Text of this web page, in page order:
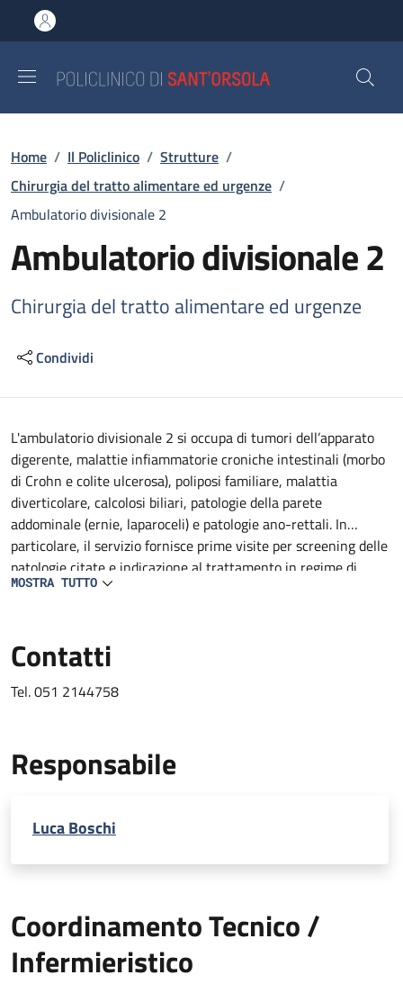
al contenuto principale
to footer content
Briciole di pane
Home / Il Policlinico / Strutture /
Chirurgia del tratto alimentare ed urgenze /
Ambulatorio divisionale 2
Ambulatorio divisionale 2
Chirurgia del tratto alimentare ed urgenze
Condividi
Descrizione
L'ambulatorio divisionale 2 si occupa di tumori dell’apparato
digerente, malattie infiammatorie croniche intestinali (morbo
di Crohn e colite ulcerosa), poliposi familiare, malattia
diverticolare, calcolosi biliari, patologie della parete
addominale (ernie, laparoceli) e patologie ano-rettali. In
particolare, il servizio fornisce prime visite per screening delle
patologie citate e indicazione al trattamento in regime di
ricovero, Day Surgery, amulatoriale ed inserimento nelle
MOSTRA TUTTO
Contatti
Tel. 051 2144758
Responsabile
Luca Boschi
Coordinamento Tecnico /
Infermieristico